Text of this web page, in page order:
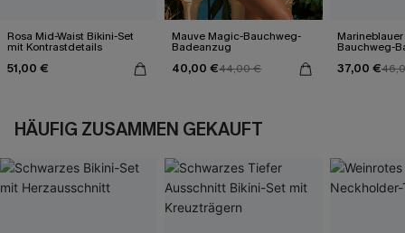
Rosa Mid-Waist Bikini-Set
mit Kontrastdetails
51,00 €
Mauve Magic-Bauchweg-
Badeanzug
40,00 €44,00 €
Bauchweg-
37,00 €
HÄUFIG ZUSAMMEN GEKAUFT